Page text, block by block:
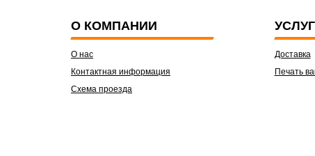
О КОМПАНИИ
О нас
Контактная информация
Схема проезда
Доставка
Печать